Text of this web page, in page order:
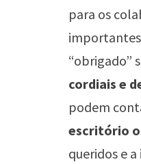
para os
importantes
“obrigado”
cordiais e
podem
escritório
queridos e